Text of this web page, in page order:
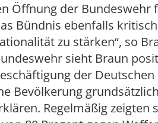
Öffnung der Bundeswehr
Bündnis ebenfalls
zu stärken“, so
sieht Braun
der
Bevölkerung
Regelmäßig zeigten